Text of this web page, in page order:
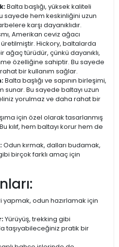
Balta başlığı, yüksek kaliteli
sayede hem keskinliğini uzun
karşı dayanıklıdır.
Amerikan ceviz ağacı
Hickory, baltalarda
ağaç türüdür, çünkü dayanıklı,
özelliğine sahiptir. Bu sayede
bir kullanım sağlar.
Balta başlığı ve sapının birleşimi,
sunar. Bu sayede baltayı uzun
yorulmaz ve daha rahat bir
için özel olarak tasarlanmış
kılıf, hem baltayı korur hem de
Odun kırmak, dalları budamak,
birçok farklı amaç için
yapmak, odun hazırlamak için
Yürüyüş, trekking gibi
taşıyabileceğiniz pratik bir